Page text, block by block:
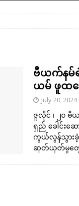
ဗီယက်နမ်
ယမ် ဖူထ
July 20, 2024
ဇူလိုင် ၊ ၂၀ ဗီ
ရှည် ခေါင်းဆ
ကွယ်လွန်သွားခဲ့
ဆုတ်ယုတ်မှုတွ